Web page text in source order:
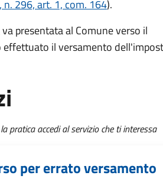
296, art. 1, com. 164).
presentata al Comune verso il
effettuato il versamento
pratica accedi al servizio che ti interessa
per errato versamento